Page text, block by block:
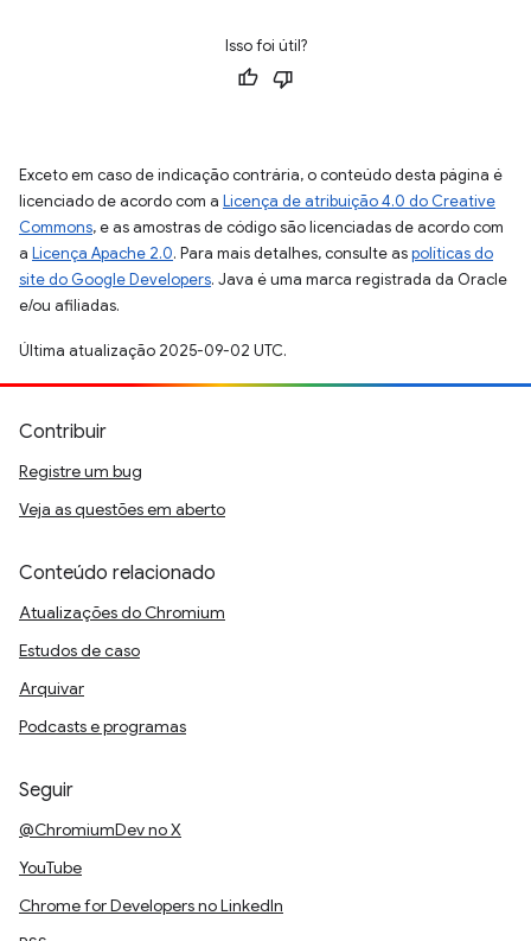
Isso foi útil?
Exceto em caso de indicação contrária, o conteúdo desta página é
licenciado de acordo com a Licença de atribuição 4.0 do Creative
Commons, e as amostras de código são licenciadas de acordo com
a Licença Apache 2.0. Para mais detalhes, consulte aspolíticas do
site do Google Developers. Java é uma marca registrada da Oracle
e/ou afiliadas.
Última atualização 2025-09-02 UTC.
Contribuir
Registre um bug
Veja as questões em aberto
Conteúdo relacionado
Atualizações do Chromium
Estudos de caso
Arquivar
Podcasts e programas
Seguir
@ChromiumDev no X
YouTube
Chrome for Developers no LinkedIn